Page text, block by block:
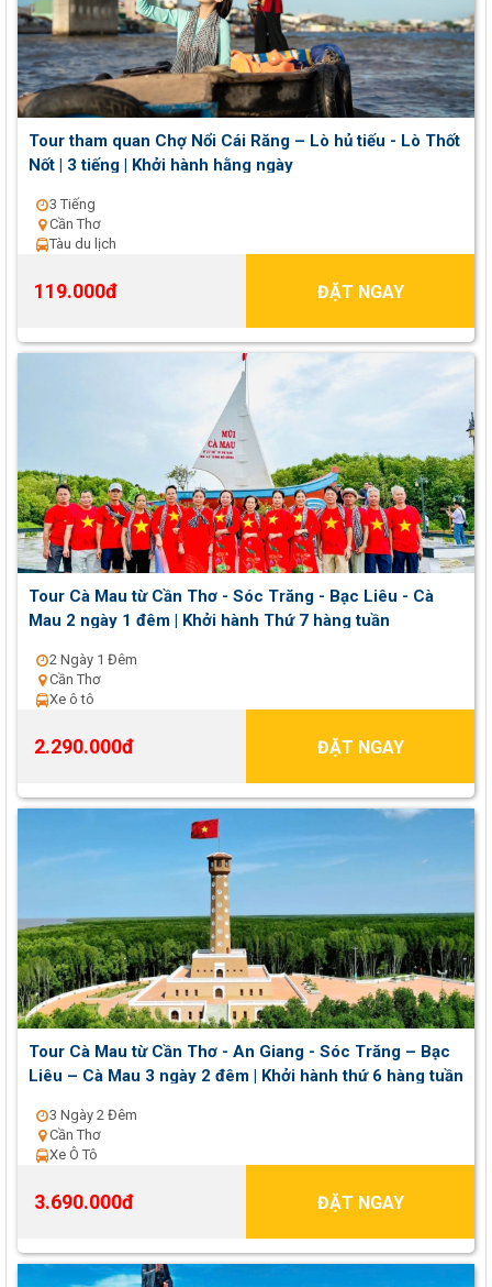
Tour tham quan Chợ Nổi Cái Răng – Lò hủ tiếu - Lò Thốt
Nốt | 3 tiếng | Khởi hành hằng ngày
3 Tiếng
Cần Thơ
Tàu du lịch
119.000đ ĐẶT NGAY
Tour Cà Mau từ Cần Thơ - Sóc Trăng - Bạc Liêu - Cà
Mau 2 ngày 1 đêm | Khởi hành Thứ 7 hàng tuần
2 Ngày 1 Đêm
Cần Thơ
Xe ô tô
2.290.000đ ĐẶT NGAY
Tour Cà Mau từ Cần Thơ - An Giang - Sóc Trăng – Bạc
Liêu – Cà Mau 3 ngày 2 đêm | Khởi hành thứ 6 hàng tuần
3 Ngày 2 Đêm
Cần Thơ
Xe Ô Tô
3.690.000đ ĐẶT NGAY